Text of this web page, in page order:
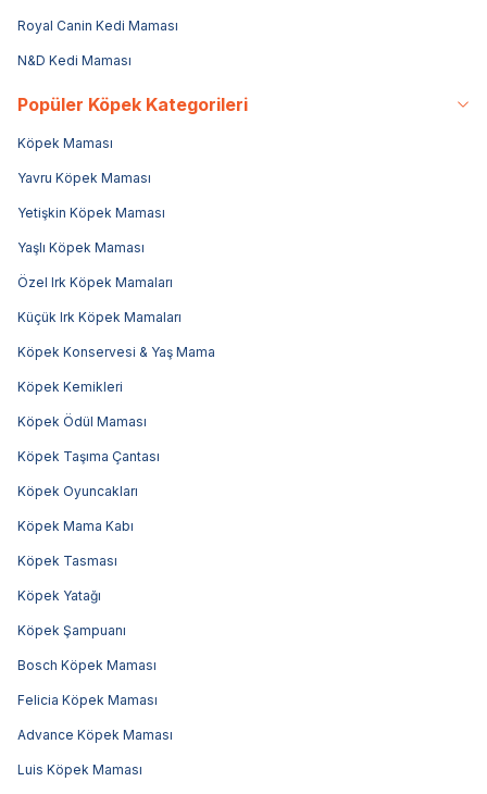
Royal Canin Kedi Maması
N&D Kedi Maması
Popüler Köpek Kategorileri
Köpek Maması
Yavru Köpek Maması
Yetişkin Köpek Maması
Yaşlı Köpek Maması
Özel Irk Köpek Mamaları
Küçük Irk Köpek Mamaları
Köpek Konservesi & Yaş Mama
Köpek Kemikleri
Köpek Ödül Maması
Köpek Taşıma Çantası
Köpek Oyuncakları
Köpek Mama Kabı
Köpek Tasması
Köpek Yatağı
Köpek Şampuanı
Bosch Köpek Maması
Felicia Köpek Maması
Advance Köpek Maması
Luis Köpek Maması